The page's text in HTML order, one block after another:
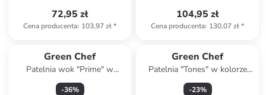
72,95 zł
Cena producenta: 103,97 zł*
104,95 zł
Cena producenta: 130,07 zł*
Green Chef
Patelnia wok "Prime" w
kolorze czarnym - Ø 25 cm
-36%
Green Chef
Patelnia "Tones" w kolorze
błękitnym - Ø 30 cm
-23%